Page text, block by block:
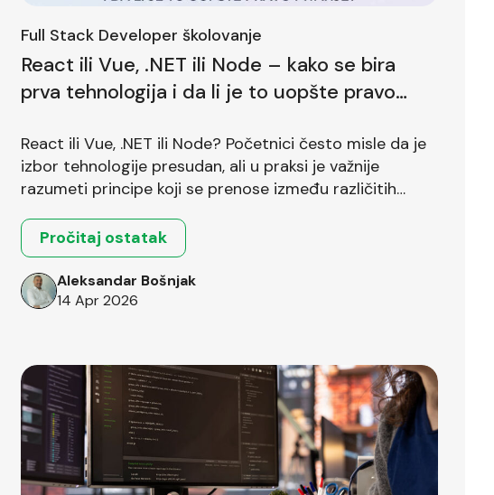
Full Stack Developer školovanje
React ili Vue, .NET ili Node – kako se bira
prva tehnologija i da li je to uopšte pravo
React ili Vue, .NET ili Node? Početnici često misle da je
izbor tehnologije presudan, ali u praksi je važnije
razumeti principe koji se prenose između različitih
Pročitaj ostatak
Aleksandar Bošnjak
14 Apr 2026